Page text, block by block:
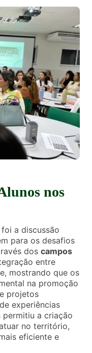
nos
a discussão
para os desafios
dos campos
entre
mostrando que os
na promoção
projetos
experiências
permitiu a criação
no território,
eficiente e